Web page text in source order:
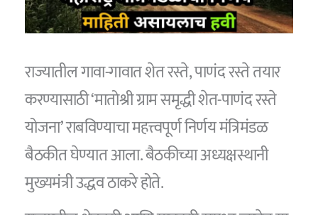
राज्यातील गावा-गावात शेत रस्ते, पाणंद रस्ते तयार
करण्यासाठी ‘मातोश्री ग्राम समृद्धी शेत-पाणंद रस्ते
योजना’ राबविण्याचा महत्त्वपूर्ण निर्णय मंत्रिमंडळ
बैठकीत घेण्यात आला. बैठकीच्या अध्यक्षस्थानी
मुख्यमंत्री उद्धव ठाकरे होते.